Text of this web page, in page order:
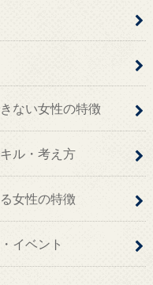
ない女性の特徴
ル・考え方
女性の特徴
イベント